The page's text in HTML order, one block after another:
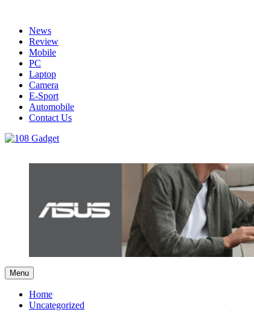
contentNews
Review
Mobile
PC
Laptop
Camera
E-Sport
Automobile
Contact Us
รวบรวมเรื่องราว Gadget IT ,Laptop, Smartphone , ยานยนต์
Menu
Home
Uncategorized